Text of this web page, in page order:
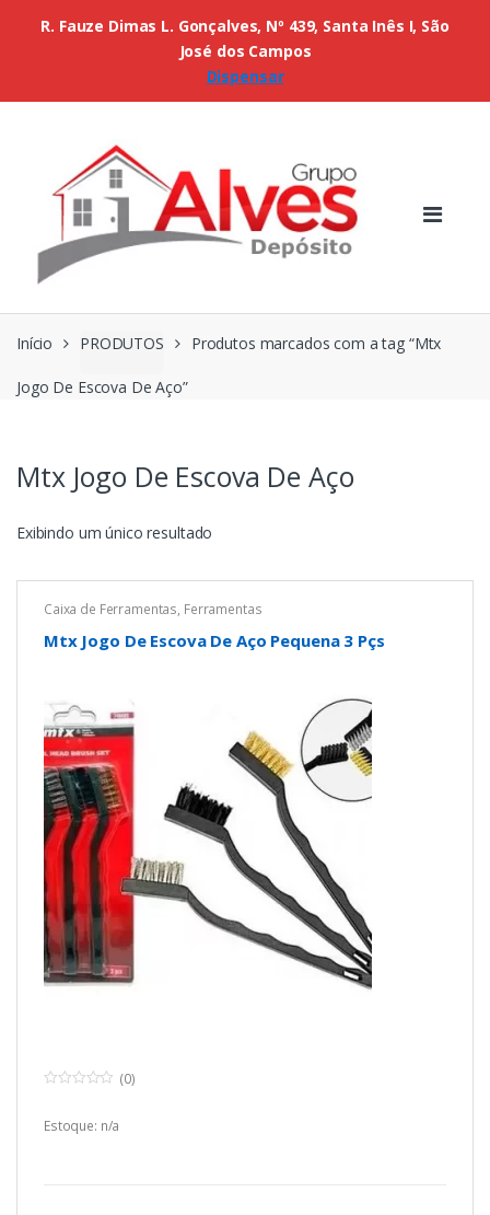
Início PRODUTOS Produtos marcados com a tag “Mtx
Jogo De Escova De Aço”
Mtx Jogo De Escova De Aço
Exibindo um único resultado
Caixa de Ferramentas, Ferramentas
Mtx Jogo De Escova De Aço Pequena 3 Pçs
u
(0)
Estoque: n/a
R. Fauze Dimas L. Gonçalves, Nº 439, Santa Inês I, São
José dos Campos
Dispensar